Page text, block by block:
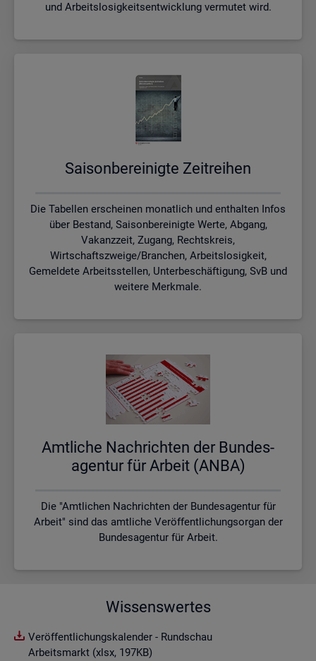
und Arbeitslosigkeitsentwicklung vermutet wird.
Sai­son­be­rei­nig­te Zeit­rei­hen
Die Tabellen erscheinen monatlich und enthalten Infos
über Bestand, Saisonbereinigte Werte, Abgang,
Vakanzzeit, Zugang, Rechtskreis,
Wirtschaftszweige/Branchen, Arbeitslosigkeit,
Gemeldete Arbeitsstellen, Unterbeschäftigung, SvB und
weitere Merkmale.
Amt­li­che Nach­rich­ten der Bun­des­
agen­tur für Ar­beit (ANBA)
Die "Amtlichen Nachrichten der Bundesagentur für
Arbeit" sind das amtliche Veröffentlichungsorgan der
Bundesagentur für Arbeit.
Wissenswertes
Veröffentlichungskalender - Rundschau
Arbeitsmarkt (xlsx, 197KB)